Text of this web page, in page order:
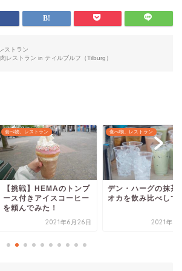
ストラン
レストラン in ティルブルフ（Tilburg）
食べ物、レストラン
【挑戦】HEMAのトンプ
ース付きアイスコーヒー
を頼んでみた！
2021年6月26日
食べ物、レストラン
デン・ハーグの抹茶
オカを飲み比べして
2021年6